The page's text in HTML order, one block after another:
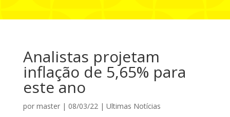
Analistas projetam
inflação de 5,65% para
este ano
por master| 08/03/22| Ultimas Notícias